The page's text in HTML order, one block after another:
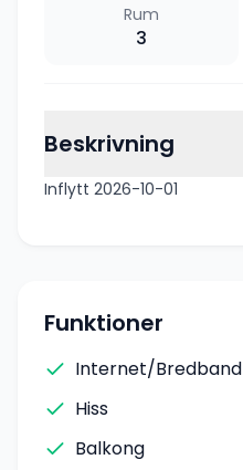
Rum
3
Beskrivning
Inflytt 2026-10-01
Funktioner
Internet/Bredband
Hiss
Balkong